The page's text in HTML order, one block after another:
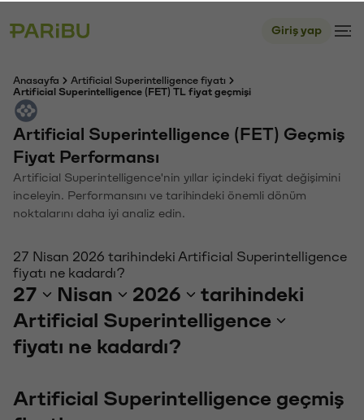
Giriş yap
Anasayfa
Artificial Superintelligence fiyatı
Artificial Superintelligence (FET) TL fiyat geçmişi
Artificial Superintelligence (FET) Geçmiş
Fiyat Performansı
Artificial Superintelligence'nin yıllar içindeki fiyat değişimini
inceleyin. Performansını ve tarihindeki önemli dönüm
noktalarını daha iyi analiz edin.
27 Nisan 2026 tarihindeki Artificial Superintelligence
fiyatı ne kadardı?
27 Nisan 2026
tarihindeki
Artificial Superintelligence
fiyatı ne kadardı?
Artificial Superintelligence geçmiş